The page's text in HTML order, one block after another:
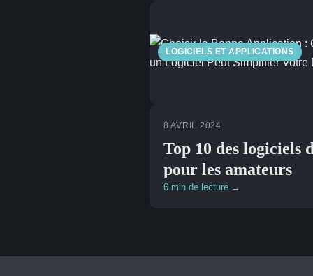
LOGICIELS ET APPLICATIONS
8 AVRIL 2024
Top 10 des logiciels
pour les amateurs
6 min de lecture →